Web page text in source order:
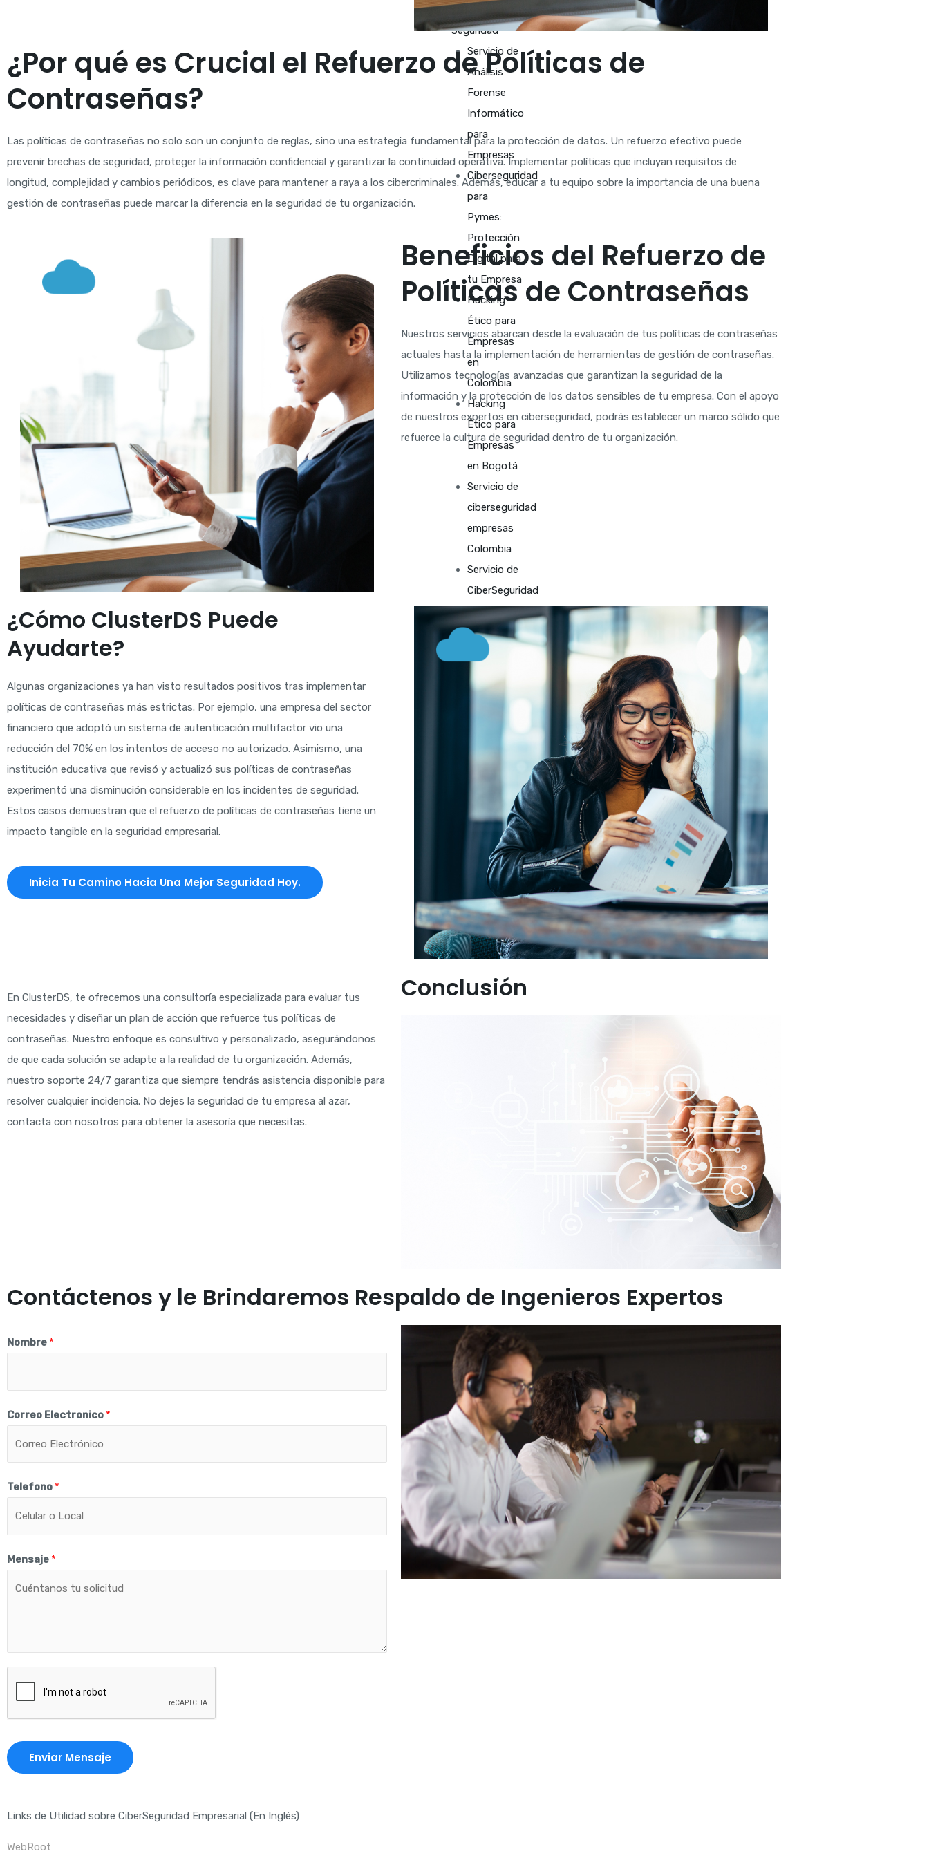
Seguridad
Servicio de
Análisis
Forense
Informático
para
Empresas
Ciberseguridad
para
Pymes:
Protección
Digital para
tu Empresa
Hacking
Ético para
Empresas
en
Colombia
Hacking
Ético para
Empresas
en Bogotá
Servicio de
ciberseguridad
empresas
Colombia
Servicio de
CiberSeguridad
Empresarial
Servicio de
Pruebas de
Social para
¿Por qué es Crucial el Refuerzo de Políticas de
Contraseñas?
Las políticas de contraseñas no solo son un conjunto de reglas, sino una estrategia fundamental para la protección de datos. Un refuerzo efectivo puede
prevenir brechas de seguridad, proteger la información confidencial y garantizar la continuidad operativa. Implementar políticas que incluyan requisitos de
longitud, complejidad y cambios periódicos, es clave para mantener a raya a los cibercriminales. Además, educar a tu equipo sobre la importancia de una buena
gestión de contraseñas puede marcar la diferencia en la seguridad de tu organización.
Beneficios del Refuerzo de
Políticas de Contraseñas
Nuestros servicios abarcan desde la evaluación de tus políticas de contraseñas
actuales hasta la implementación de herramientas de gestión de contraseñas.
Utilizamos tecnologías avanzadas que garantizan la seguridad de la
información y la protección de los datos sensibles de tu empresa. Con el apoyo
de nuestros expertos en ciberseguridad, podrás establecer un marco sólido que
refuerce la cultura de seguridad dentro de tu organización.
¿Cómo ClusterDS Puede
Ayudarte?
Algunas organizaciones ya han visto resultados positivos tras implementar
políticas de contraseñas más estrictas. Por ejemplo, una empresa del sector
financiero que adoptó un sistema de autenticación multifactor vio una
reducción del 70% en los intentos de acceso no autorizado. Asimismo, una
institución educativa que revisó y actualizó sus políticas de contraseñas
experimentó una disminución considerable en los incidentes de seguridad.
Estos casos demuestran que el refuerzo de políticas de contraseñas tiene un
impacto tangible en la seguridad empresarial.
Inicia Tu Camino Hacia Una Mejor Seguridad Hoy.
En ClusterDS, te ofrecemos una consultoría especializada para evaluar tus
necesidades y diseñar un plan de acción que refuerce tus políticas de
contraseñas. Nuestro enfoque es consultivo y personalizado, asegurándonos
de que cada solución se adapte a la realidad de tu organización. Además,
nuestro soporte 24/7 garantiza que siempre tendrás asistencia disponible para
resolver cualquier incidencia. No dejes la seguridad de tu empresa al azar,
contacta con nosotros para obtener la asesoría que necesitas.
Conclusión
Contáctenos y le Brindaremos Respaldo de Ingenieros Expertos
Nombre *
Correo Electronico *
Telefono *
Mensaje *
Enviar Mensaje
Links de Utilidad sobre CiberSeguridad Empresarial (En Inglés)
WebRoot